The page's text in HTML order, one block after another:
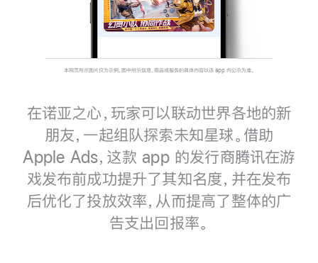
本网页所示图片仅为示例，图中所示信息、商品或服务的具体内容以该 app 内公示为准。
在诺亚之心，玩家可以联动世界各地的新
朋友，一起组队探索未知星球。借助
Apple Ads，这款 app 的发行商腾讯在游
戏发布前成功提升了其知名度，并在发布
后优化了投放效率，从而提高了整体的广
告支出回报率。